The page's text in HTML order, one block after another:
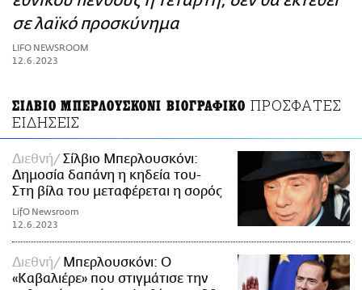
ΑΜΠΑ
PRINT
σε λαϊκό προσκύνημα
LIFO NEWSROOM
12.6.2023
ΣΙΛΒΙΟ ΜΠΕΡΛΟΥΣΚΟΝΙ ΒΙΟΓΡΑΦΙΚΟ ΠΡΟΣΦΑΤΕΣ
ΕΙΔΗΣΕΙΣ
Διεθνή
Σίλβιο Μπερλουσκόνι:
Δημοσία δαπάνη η κηδεία του-
Στη βίλα του μεταφέρεται η σορός
LifO Newsroom
12.6.2023
Διεθνή
Μπερλουσκόνι: Ο
«Καβαλιέρε» που στιγμάτισε την